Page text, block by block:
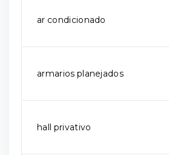
ar condicionado
armarios planejados
hall privativo